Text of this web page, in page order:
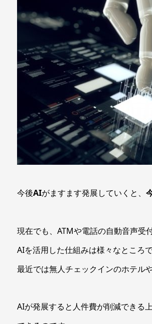
今後AIがますます発展していくと、
現在でも、ATMや電話の自動音声受
AIを活用した仕組みは様々なところ
最近では無人チェックインのホテル
AIが発展すると人件費が削減できる